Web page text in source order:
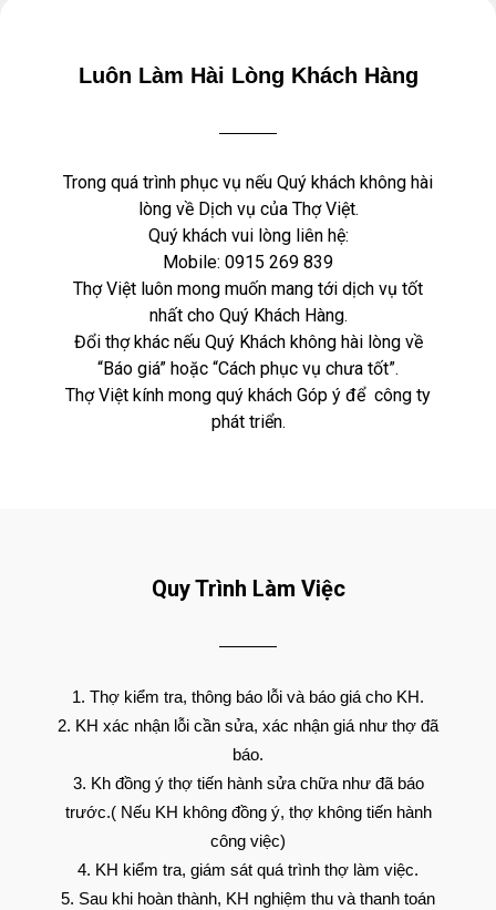
Luôn Làm Hài Lòng Khách Hàng
Trong quá trình phục vụ nếu Quý khách không hài
lòng về Dịch vụ của Thợ Việt.
Quý khách vui lòng liên hệ:
Mobile: 0915 269 839
Thợ Việt luôn mong muốn mang tới dịch vụ tốt
nhất cho Quý Khách Hàng.
Đổi thợ khác nếu Quý Khách không hài lòng về
“Báo giá” hoặc “Cách phục vụ chưa tốt”.
Thợ Việt kính mong quý khách Góp ý để công ty
phát triển.
Quy Trình Làm Việc
Thợ kiểm tra, thông báo lỗi và báo giá cho KH.
KH xác nhận lỗi cần sửa, xác nhận giá như thợ đã
báo.
Kh đồng ý thợ tiến hành sửa chữa như đã báo
trước.( Nếu KH không đồng ý, thợ không tiến hành
công việc)
KH kiểm tra, giám sát quá trình thợ làm việc.
Sau khi hoàn thành, KH nghiệm thu và thanh toán